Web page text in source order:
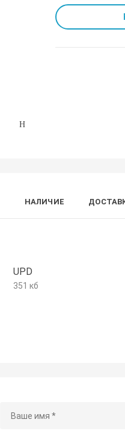
НАЛИЧИЕ
UPD
351 кб